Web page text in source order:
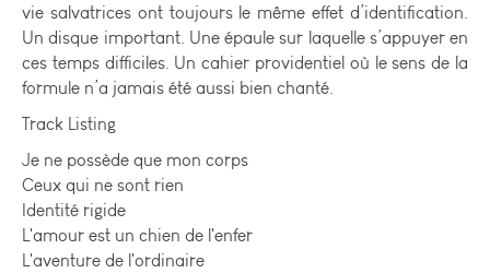
vie salvatrices ont toujours le même effet d’identification.
Un disque important. Une épaule sur laquelle s’appuyer en
ces temps difficiles. Un cahier providentiel où le sens de la
formule n’a jamais été aussi bien chanté.
Track Listing
Je ne possède que mon corps
Ceux qui ne sont rien
Identité rigide
L'amour est un chien de l'enfer
L'aventure de l'ordinaire